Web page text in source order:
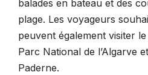
balades en bateau et des
plage. Les voyageurs
peuvent également visiter
Parc National de l’Algarve
Paderne.